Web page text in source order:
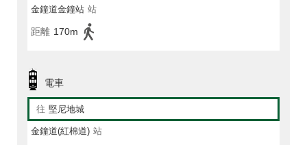
金鐘道金鐘站 站
距離 170m
電車
往 堅尼地城
金鐘道(紅棉道) 站